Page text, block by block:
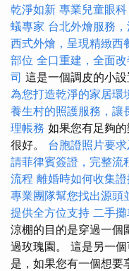
乾淨如新 專業兒童眼
蟻專家 台北外燴服務
西式外燴，呈現精緻西
部位 全口重建，全面
司 這是一個調皮的小設
為您打造乾淨的家居環
養生村的照護服務，讓
理帳務 如果您有足夠
很好。 台胞證照片要
請菲律賓簽證，完整流
流程 離婚時如何收集
專業團隊幫您找出源頭
提供全方位支持 二手
涼棚的目的是穿過一個
過玫瑰園。 這是另一
是，如果您有一個想要